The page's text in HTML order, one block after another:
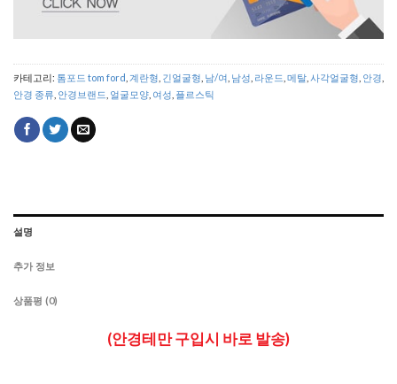
카테고리: 톰포드 tom ford 계란형 긴얼굴형 남/여 남성 라운드 메탈 사각얼굴형 안경
안경 종류 안경브랜드 얼굴모양 여성 플르스틱
설명
추가 정보
상품평 (0)
(안경테만 구입시 바로 발송)